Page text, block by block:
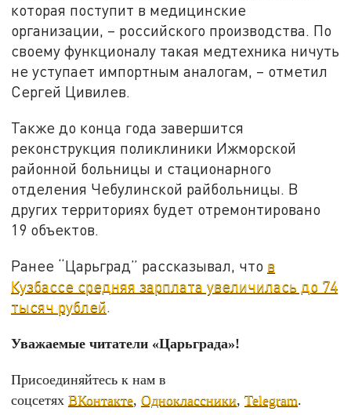
которая поступит в медицинские
организации, – российского производства. По
своему функционалу такая медтехника ничуть
не уступает импортным аналогам, – отметил
Сергей Цивилев.
Также до конца года завершится
реконструкция поликлиники Ижморской
районной больницы и стационарного
отделения Чебулинской райбольницы. В
других территориях будет отремонтировано
19 объектов.
Ранее “Царьград” рассказывал, что в
Кузбассе средняя зарплата увеличилась до 74
тысяч рублей
Уважаемые читатели «Царьграда»!
Присоединяйтесь к нам в
соцсетяхВКонтакте,Одноклассники,Telegram.